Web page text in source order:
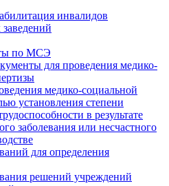
инвалидов
по МСЭ
для проведения медико-
медико-социальной
установления степени
в результате
заболевания или несчастного
для определения
решений учреждений